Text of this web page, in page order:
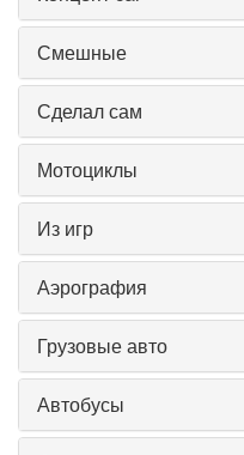
Смешные
Сделал сам
Мотоциклы
Из игр
Аэрография
Грузовые авто
Автобусы